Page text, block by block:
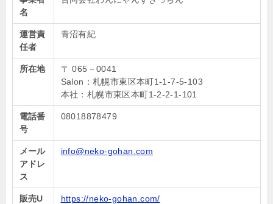
名
運営責
任者
青沼有紀
所在地
〒 065－0041
Salon：札幌市東区本町1-1-7-5-103
本社：札幌市東区本町1-2-2-1-101
電話番
号
08018878479
メール
アドレ
ス
info@neko-gohan.com
販売U
https://neko-gohan.com/